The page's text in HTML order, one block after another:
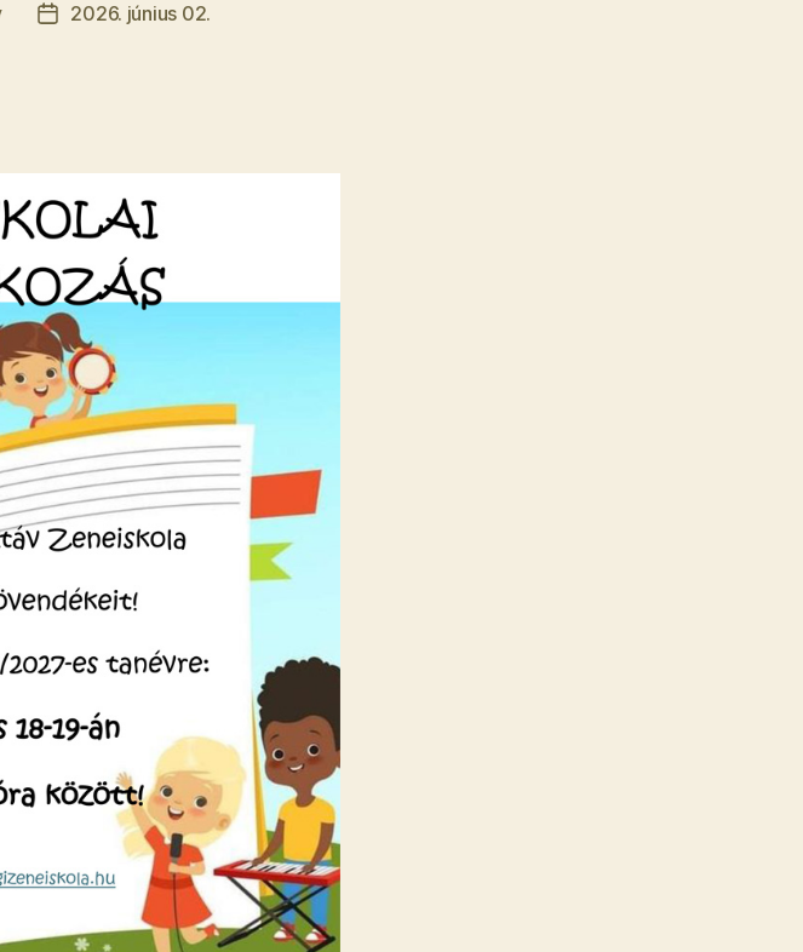
Bejegyzés
2026. június 02.